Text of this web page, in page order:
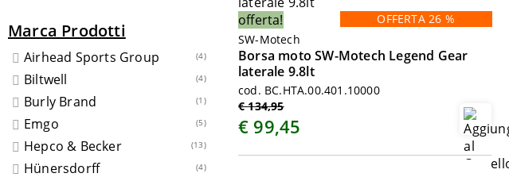
Marca Prodotti
Airhead Sports Group (4)
Biltwell (4)
Burly Brand (1)
Emgo (5)
Hepco & Becker (13)
Hünersdorff (4)
offerta!
OFFERTA 26 %
SW-Motech
Borsa moto SW-Motech Legend Gear
laterale 9.8lt
cod. BC.HTA.00.401.10000
€ 134,95
€ 99,45